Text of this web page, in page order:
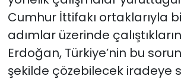
Cumhur İttifakı ortaklarıyla
adımlar üzerinde
Erdoğan, Türkiye’nin bu
şekilde çözebilecek iradeye